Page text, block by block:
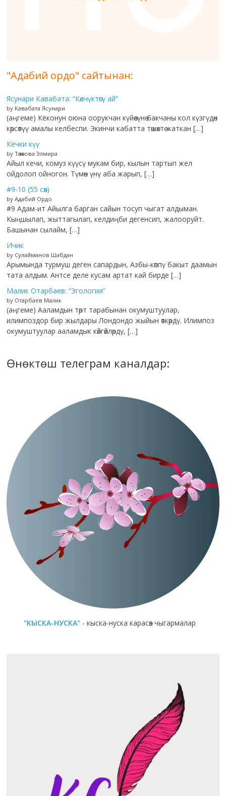
"Адабий ордо" сайтынан:
Ясунари Кавабата: “Көлчүктөгү ай”
by Кавабата Ясунари
(аңгеме) Кёконун оюна оорукчан күйөөсүнө бакчаны кол күзгүдөн
көрсөтүү амалы келбеспи. Экинчи кабатта төшөктө жаткан […]
Кечки күү
by Төлөкова Элмира
Айыл кечи, комуз күүсү мукам бир, кылын тартып жел
ойдолоп ойногон. Түмөн үнү аба жарып, […]
#9-10 (55 сөз)
by Адабий Ордо
#9 Адам-ит Айылга барган сайын тосуп чыгат алдыман.
Кыңшылап, жыттагылап, келдиңби дегенсип, жалооруйт.
Башынан сылайм, […]
Ичик
by Сулайманов Шабдан
Арымында турмуш деген сапардын, Азбы-көппү бакыт даамын
тата алдым. Антсе деле кусам артат кай бирде […]
Малик Отарбаев: “Эгология”
by Отарбаев Малик
(аңгеме) Ааламдын төрт тарабынан окумуштуулар,
илимпоздор бир жылдары Лондондо жыйын өткөрдү. Илимпоз
окумуштуулар ааламдык көйгөйлөрдү, […]
Өнөктөш телеграм каналдар:
"КЫСКА-НУСКА" - кыска-нуска карасөз чыгармалар